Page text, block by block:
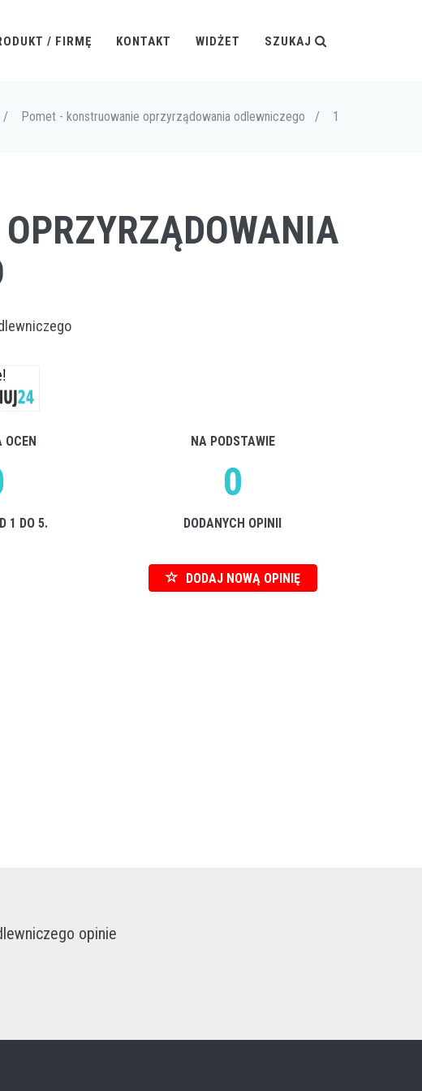
/ FIRMĘ KONTAKT WIDŻET SZUKAJ
/ Pomet - konstruowanie oprzyrządowania odlewniczego / 1
OCEN
1 DO 5.
NA PODSTAWIE
0
DODANYCH OPINII
DODAJ NOWĄ OPINIĘ
opinie